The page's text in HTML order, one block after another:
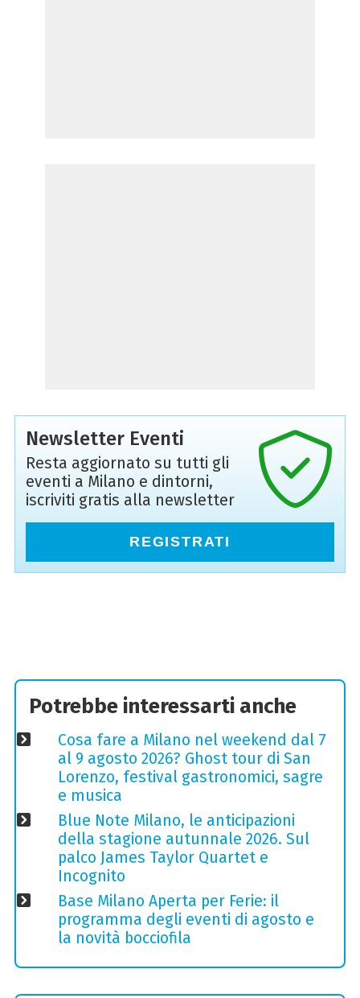
Newsletter Eventi
Resta aggiornato su tutti gli
eventi a Milano e dintorni,
iscriviti gratis alla newsletter
REGISTRATI
Potrebbe interessarti anche
Cosa fare a Milano nel weekend dal 7
al 9 agosto 2026? Ghost tour di San
Lorenzo, festival gastronomici, sagre
e musica
Blue Note Milano, le anticipazioni
della stagione autunnale 2026. Sul
palco James Taylor Quartet e
Incognito
Base Milano Aperta per Ferie: il
programma degli eventi di agosto e
la novità bocciofila